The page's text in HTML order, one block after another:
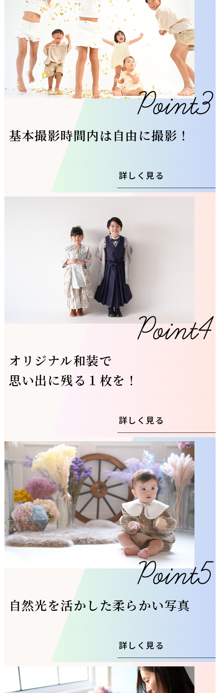
基本撮影時間内は自由に撮影！
詳しく見る
オリジナル和装で
思い出に残る１枚を！
詳しく見る
自然光を活かした柔らかい写真
詳しく見る